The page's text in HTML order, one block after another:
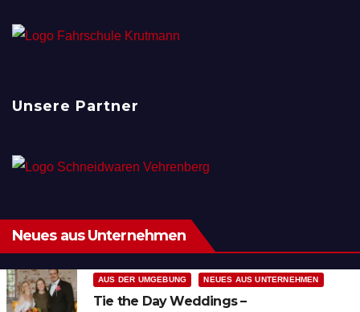
Unsere Partner
Neues aus Unternehmen
AUS DER UMGEBUNG NEUES AUS UNTERNEHMEN
Tie the Day Weddings –